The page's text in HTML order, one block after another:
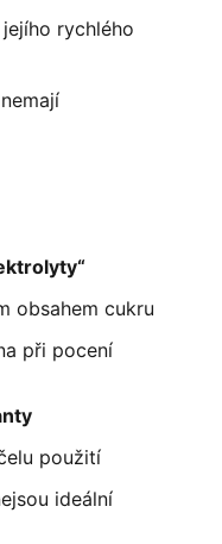
rychlého
obsahem cukru
při pocení
použití
ideální